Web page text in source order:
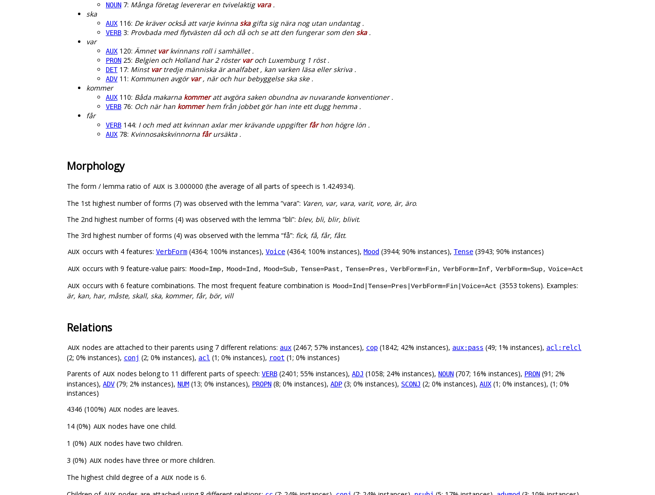
NOUN 7: Många företag levererar en tvivelaktig vara.
ska
AUX 116: De kräver också att varje kvinna skagifta sig nära nog utan undantag .
VERB 3: Provbada med flytvästen då och då och se att den fungerar som den ska.
var
AUX 120: Ämnet varkvinnans roll i samhället .
PRON 25: Belgien och Holland har 2 röster varoch Luxemburg 1 röst .
DET17: Minst vartredje människa är analfabet , kan varken läsa eller skriva .
ADV 11: Kommunen avgör var, när och hur bebyggelse ska ske .
kommer
AUX 110: Båda makarna kommeratt avgöra saken obundna av nuvarande konventioner .
VERB 76: Och när han kommerhem från jobbet gör han inte ett dugg hemma .
får
VERB 144: I och med att kvinnan axlar mer krävande uppgifterfårhon högre lön .
AUX 78: Kvinnosakskvinnorna fårursäkta .
Morphology
The form / lemma ratio of AUX is 3.000000 (the average of all parts of speech is 1.424934).
The 1st highest number of forms (7) was observed with the lemma “vara”: Varen, var, vara, varit, vore, är, äro.
The 2nd highest number of forms (4) was observed with the lemma “bli”: blev, bli, blir, blivit.
The 3rd highest number of forms (4) was observed with the lemma “få”: fick, få, får, fått.
AUX occurs with 4 features: VerbForm (4364; 100% instances), Voice (4364; 100% instances), Mood (3944; 90% instances), Tense (3943; 90% instances)
AUX occurs with 9 feature-value pairs: Mood=Imp, Mood=Ind , Mood=Sub, Tense=Past , Tense=Pres, VerbForm=Fin, VerbForm=Inf, VerbForm=Sup, Voice=Act
AUX occurs with 6 feature combinations. The most frequent feature combination is Mood=Ind|Tense=Pres|VerbForm=Fin|Voice=Act (3553 tokens). Examples:
är, kan, har, måste, skall, ska, kommer, får, bör, vill
Relations
AUX nodes are attached to their parents using 7 different relations: aux (2467; 57% instances), cop (1842; 42% instances), aux:pass (49; 1% instances), acl:relcl
(2; 0% instances), conj (2; 0% instances), acl (1; 0% instances), root (1; 0% instances)
Parents of AUX nodes belong to 11 different parts of speech: VERB (2401; 55% instances), ADJ (1058; 24% instances), NOUN (707; 16% instances), PRON (91; 2%
instances), ADV (79; 2% instances), NUM (13; 0% instances), PROPN (8; 0% instances), ADP (3; 0% instances), SCONJ (2; 0% instances), AUX (1; 0% instances), (1; 0%
instances)
4346 (100%) AUX nodes are leaves.
14 (0%) AUX nodes have one child.
1 (0%) AUX nodes have two children.
3 (0%) AUX nodes have three or more children.
The highest child degree of a AUX node is 6.